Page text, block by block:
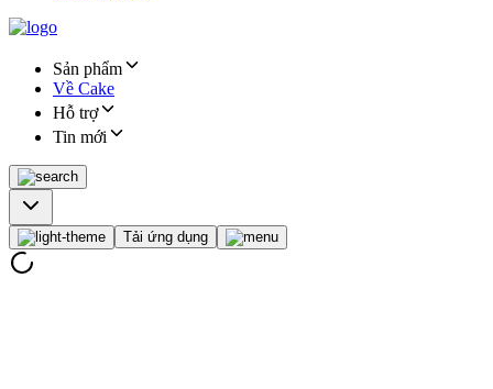
Sản phẩm
Về Cake
Hỗ trợ
Tin mới
Tải ứng dụng